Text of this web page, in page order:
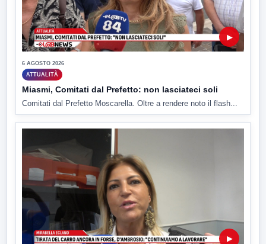
▶
6 AGOSTO 2026
ATTUALITÀ
Miasmi, Comitati dal Prefetto: non lasciateci soli
Comitati dal Prefetto Moscarella. Oltre a rendere noto il flash...
▶